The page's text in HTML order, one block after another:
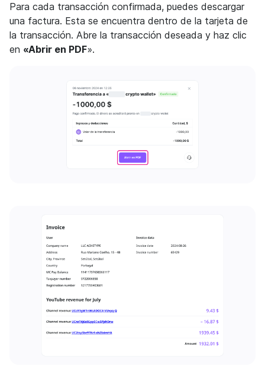
Para cada transacción confirmada, puedes descargar
una factura. Esta se encuentra dentro de la tarjeta de
la transacción. Abre la transacción deseada y haz clic
en «Abrir en PDF».